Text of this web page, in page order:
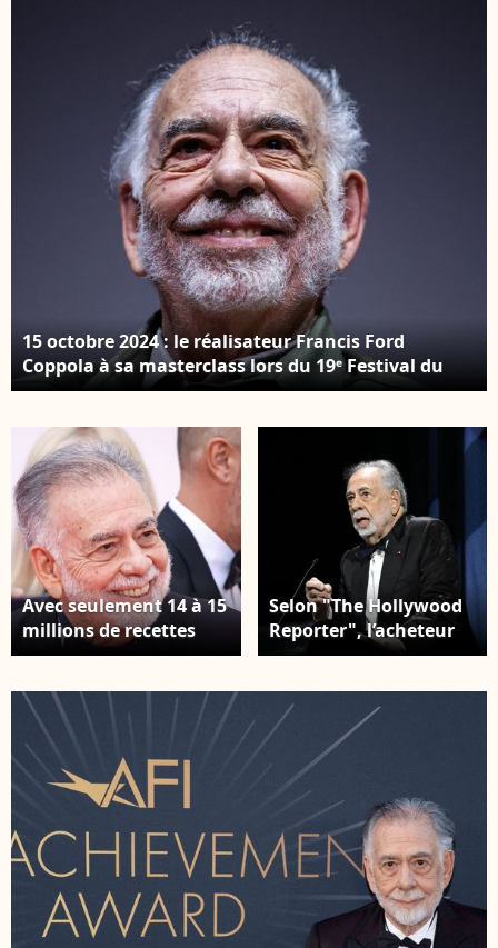
Tapis rouge
d’ouverture pour la
cérémonie du Lion d’or
d’honneur décerné à
Werner Herzog. Sur la
photo : Francis Ford
Coppola, le 27 aout
2025 © Alessandro
Bremec/IPA via ZUMA
Press / Bestimage)
15 octobre 2024 : le réalisateur Francis Ford
Coppola à sa masterclass lors du 19ᵉ Festival du
film de Rome à la Sala Sinopoli, à Rome, Italie. ©
Avec seulement 14 à 15
millions de recettes
mondiales, le trou
Festival international
du film de Venise – Jour
1 – Tapis rouge
d’ouverture pour la
cérémonie du Lion d’or
d’honneur décerné à
Werner Herzog. Sur la
photo : Francis Ford
Coppola © Alessandro
Bremec/IPA via ZUMA
Selon "The Hollywood
Reporter", l’acheteur
serait un homme
guatémaltèque. Il
envisagerait d’y
développer un
complexe hôtelier. 82ᵉ
Festival international
du film de Venise -
Tapis rouge
d’ouverture pour la
cérémonie du Lion d’or
d’honneur décerné à